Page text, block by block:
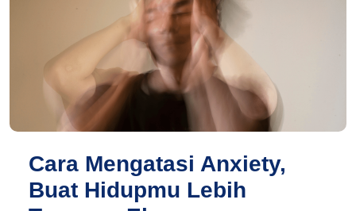
Cara Mengatasi Anxiety,
Buat Hidupmu Lebih